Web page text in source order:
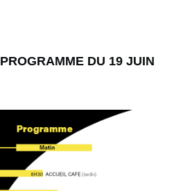
PROGRAMME DU 19 JUIN